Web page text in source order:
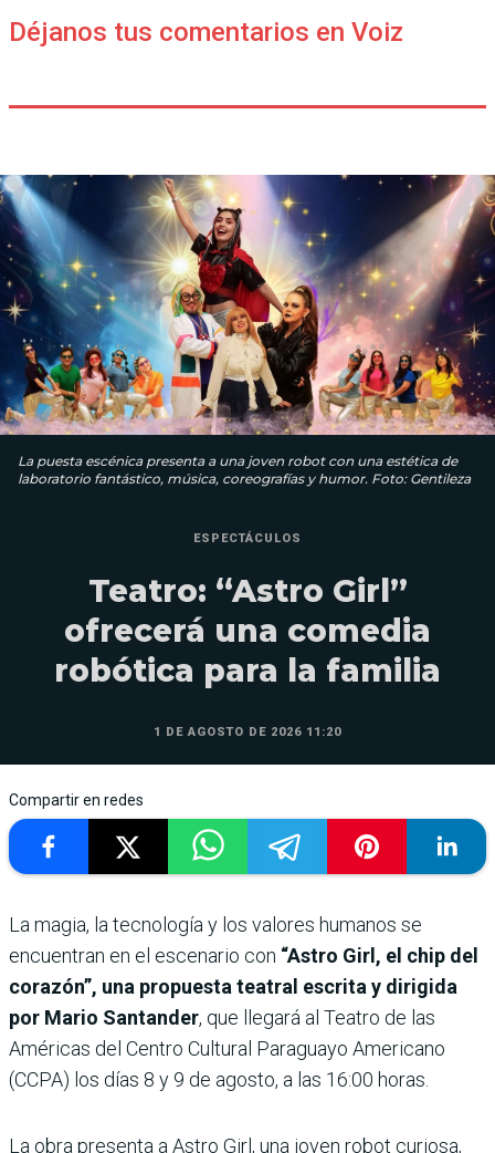
Déjanos tus comentarios en Voiz
La puesta escénica presenta a una joven robot con una estética de
laboratorio fantástico, música, coreografías y humor. Foto: Gentileza
ESPECTÁCULOS
Teatro: “Astro Girl”
ofrecerá una comedia
robótica para la familia
1 DE AGOSTO DE 2026 11:20
Compartir en redes
La magia, la tecnología y los valores humanos se
encuentran en el escenario con “Astro Girl, el chip del
corazón”, una propuesta teatral escrita y dirigida
por Mario Santander, que llegará al Teatro de las
Américas del Centro Cultural Paraguayo Americano
(CCPA) los días 8 y 9 de agosto, a las 16:00 horas.
La obra presenta a Astro Girl, una joven robot curiosa,